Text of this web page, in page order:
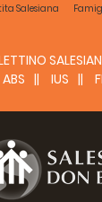
Salesiana
ABS
IUS